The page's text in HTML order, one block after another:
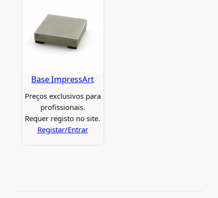
Base ImpressArt
Preços exclusivos para
profissionais.
Requer registo no site.
Registar/Entrar